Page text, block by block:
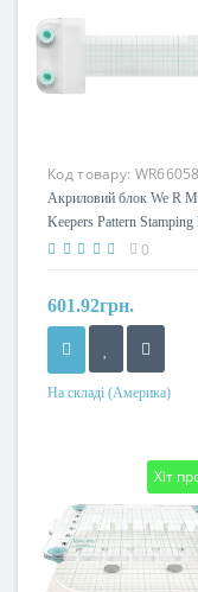
Код товару:
Акриловий блок We R
Keepers Pattern
5pcs
0
601.92грн.
На складі (Америка)
Хіт